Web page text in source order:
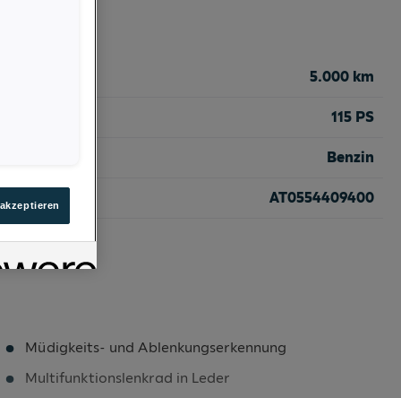
5.000 km
115 PS
Benzin
AT0554409400
Müdigkeits- und Ablenkungserkennung
Multifunktionslenkrad in Leder